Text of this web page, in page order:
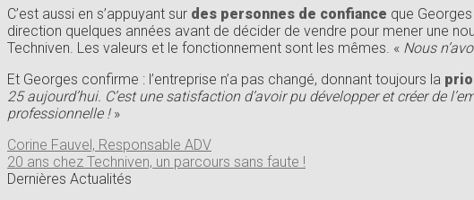
C’est aussi en s’appuyant sur des personnes de confiance que
direction quelques années avant de décider de vendre pour mener une
Techniven. Les valeurs et le fonctionnement sont les mêmes. « Nous
Et Georges confirme : l’entreprise n’a pas changé, donnant toujours la
25 aujourd’hui. C’est une satisfaction d’avoir pu développer et créer de
professionnelle !»
Corine Fauvel, Responsable ADV
20 ans chez Techniven, un parcours sans faute !
Dernières Actualités